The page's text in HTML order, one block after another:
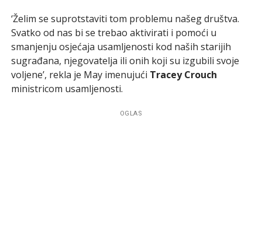
‘Želim se suprotstaviti tom problemu našeg društva.
Svatko od nas bi se trebao aktivirati i pomoći u
smanjenju osjećaja usamljenosti kod naših starijih
sugrađana, njegovatelja ili onih koji su izgubili svoje
voljene’, rekla je May imenujući Tracey Crouch
ministricom usamljenosti.
OGLAS